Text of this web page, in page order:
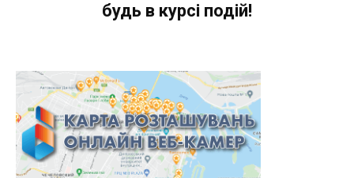
будь в курсі подій!